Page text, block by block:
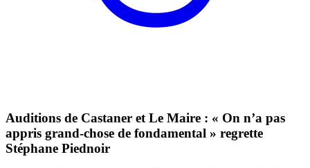
Auditions de Castaner et Le Maire : « On n’a pas
appris grand-chose de fondamental » regrette
Stéphane Piednoir